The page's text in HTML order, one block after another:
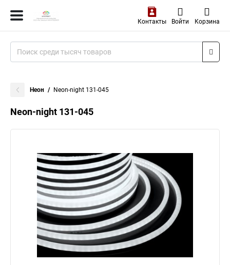
Контакты Войти Корзина
Неон Neon-night 131-045
Neon-night 131-045